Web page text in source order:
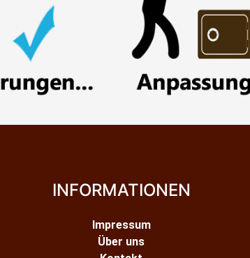
INFORMATIONEN
Impressum
Über uns